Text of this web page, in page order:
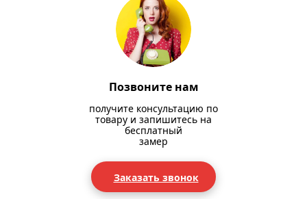
Позвоните нам
получите консультацию по
товару и запишитесь на
бесплатный
замер
Заказать звонок